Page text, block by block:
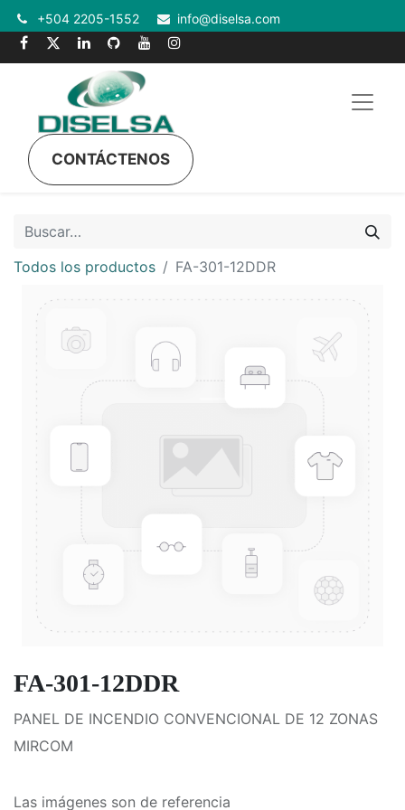
+504 2205-1552 info@diselsa.com
CONTÁCTENOS
Todos los productos FA-301-12DDR
FA-301-12DDR
PANEL DE INCENDIO CONVENCIONAL DE 12 ZONAS
MIRCOM
Las imágenes son de referencia